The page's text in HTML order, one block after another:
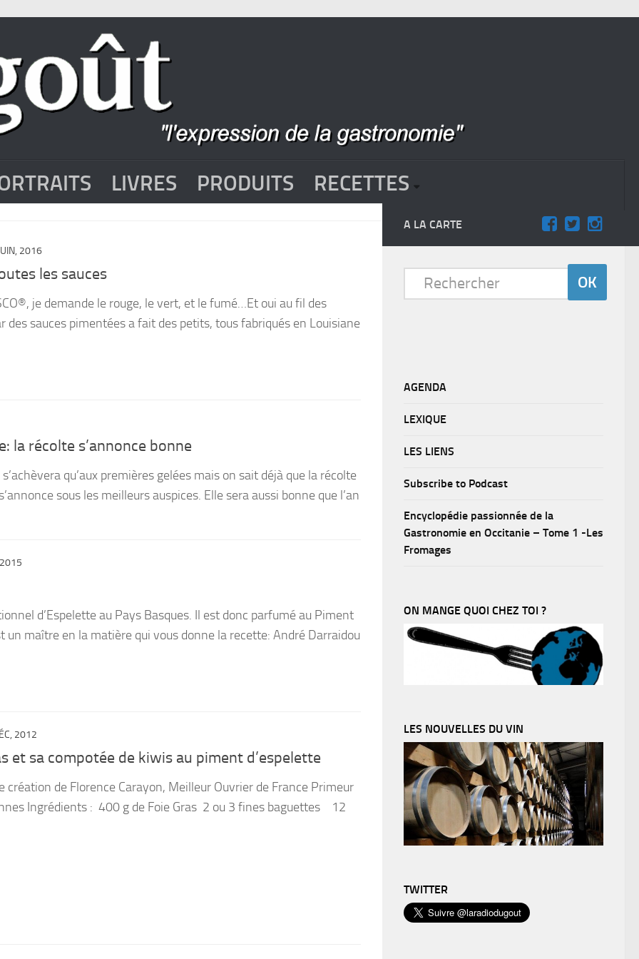
LIVRES PRODUITS RECETTES
2016
les sauces
je demande le rouge, le vert, et le fumé…Et oui au fil des
des sauces pimentées a fait des petits, tous fabriqués en Louisiane
la récolte s’annonce bonne
qu’aux premières gelées mais on sait déjà que la récolte
sous les meilleurs auspices. Elle sera aussi bonne que l’an
d’Espelette au Pays Basques. Il est donc parfumé au Piment
un maître en la matière qui vous donne la recette: André Darraidou
2012
et sa compotée de kiwis au piment d’espelette
création de Florence Carayon, Meilleur Ouvrier de France Primeur
Ingrédients : 400 g de Foie Gras 2 ou 3 fines baguettes 12
A LA CARTE
AGENDA
LEXIQUE
LES LIENS
Subscribe to Podcast
Encyclopédie passionnée de la
Gastronomie en Occitanie – Tome 1 -Les
Fromages
ON MANGE QUOI CHEZ TOI ?
LES NOUVELLES DU VIN
TWITTER